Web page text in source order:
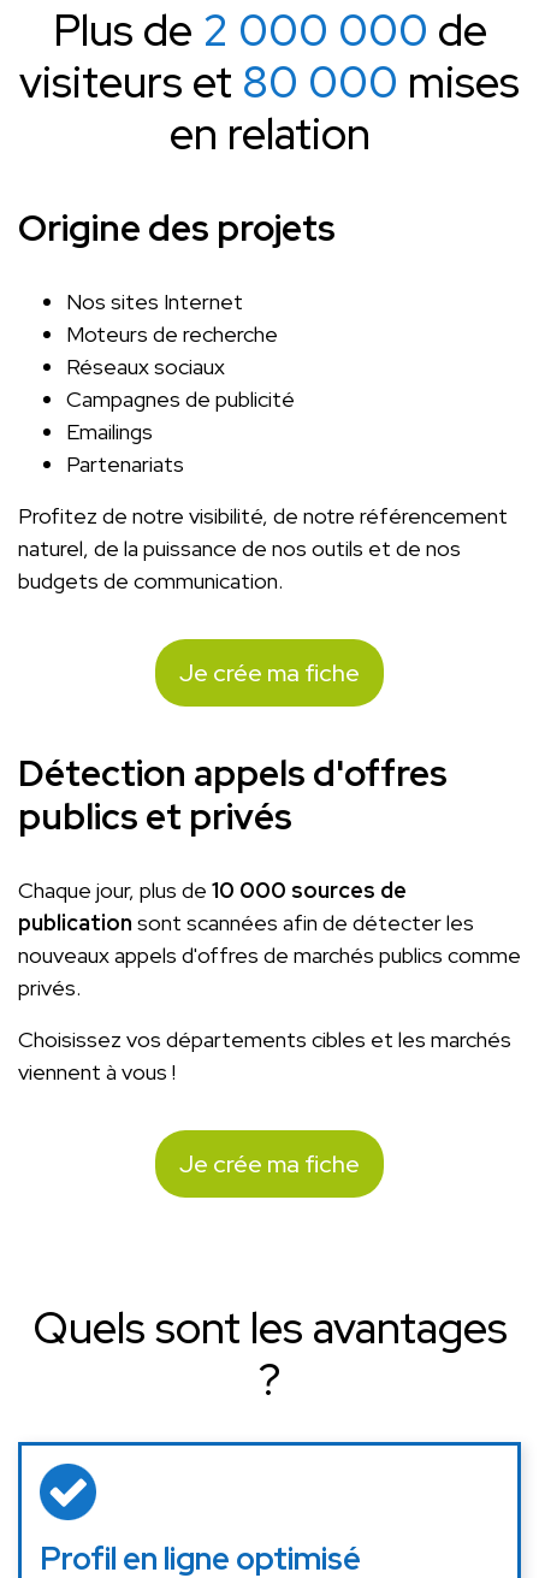
Plus de 2 000 000 de
visiteurs et 80 000 mises
en relation
Origine des projets
Nos sites Internet
Moteurs de recherche
Réseaux sociaux
Campagnes de publicité
Emailings
Partenariats
Profitez de notre visibilité, de notre référencement
naturel, de la puissance de nos outils et de nos
budgets de communication.
Je crée ma fiche
Détection appels d'offres
publics et privés
Chaque jour, plus de 10 000 sources de
publication sont scannées afin de détecter les
nouveaux appels d'offres de marchés publics comme
privés.
Choisissez vos départements cibles et les marchés
viennent à vous !
Je crée ma fiche
Quels sont les avantages
?
Profil en ligne optimisé